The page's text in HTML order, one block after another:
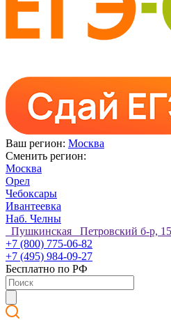
Ваш регион: Москва
Сменить регион:
Москва
Орел
Чебоксары
Ивантеевка
Наб. Челны
Пушкинская Петровский б-р, 15
+7 (800) 775-06-82
+7 (495) 984-09-27
Бесплатно по РФ